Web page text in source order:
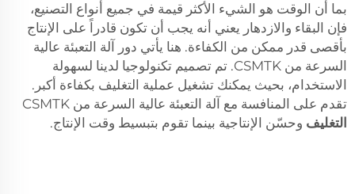
بما أن الوقت هو الشيء الأكثر قيمة في جميع أنواع التصنيع،
فإن البقاء والازدهار يعني أنه يجب أن تكون قادراً على الإنتاج
بأقصى قدر ممكن من الكفاءة. هنا يأتي دور آلة التعبئة عالية
السرعة من CSMTK. تم تصميم تكنولوجيا لدينا لسهولة
الاستخدام، بحيث يمكنك تشغيل عملية التغليف بكفاءة أكبر.
تقدم على المنافسة مع آلة التعبئة عالية السرعة من CSMTK
التغليف وحسّن الإنتاجية بينما تقوم بتبسيط وقت الإنتاج.